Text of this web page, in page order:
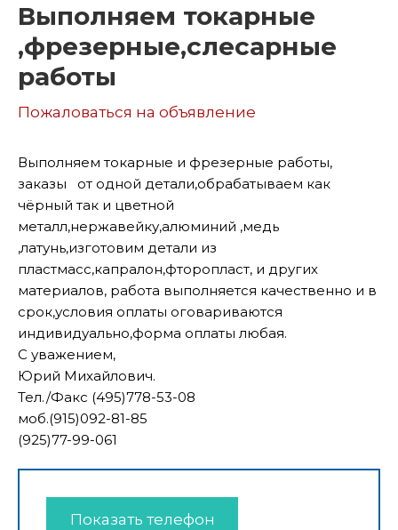
Выполняем токарные
,фрезерные,слесарные
работы
Пожаловаться на объявление
Выполняем токарные и фрезерные работы,
заказы от одной детали,обрабатываем как
чёрный так и цветной
металл,нержавейку,алюминий ,медь
,латунь,изготовим детали из
пластмасс,капралон,фторопласт, и других
материалов, работа выполняется качественно и в
срок,условия оплаты оговариваются
индивидуально,форма оплаты любая.
С уважением,
Юрий Михайлович.
Тел./Факс (495)778-53-08
моб.(915)092-81-85
(925)77-99-061
Показать телефон